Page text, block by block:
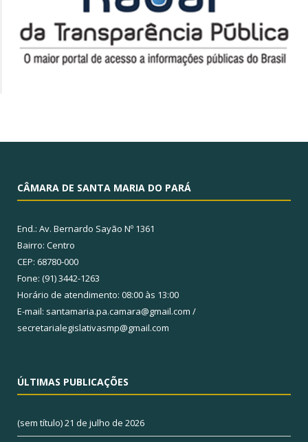
CÂMARA DE SANTA MARIA DO PARÁ
End.: Av. Bernardo Sayão Nº 1361
Bairro: Centro
CEP: 68780-000
Fone: (91) 3442-1263
Horário de atendimento: 08:00 às 13:00
E-mail: santamaria.pa.camara@gmail.com /
secretarialegislativasmp@gmail.com
ÚLTIMAS PUBLICAÇÕES
(sem título)21 de julho de 2026